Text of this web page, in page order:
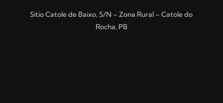
Sitio Catole de Baixo, S/N – Zona Rural – Catole do
Rocha, PB